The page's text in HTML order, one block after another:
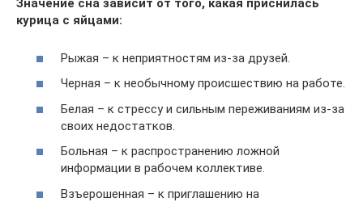
Значение сна зависит от того, какая приснилась
курица с яйцами:
Рыжая – к неприятностям из-за друзей.
Черная – к необычному происшествию на работе.
Белая – к стрессу и сильным переживаниям из-за
своих недостатков.
Больная – к распространению ложной
информации в рабочем коллективе.
Взъерошенная – к приглашению на